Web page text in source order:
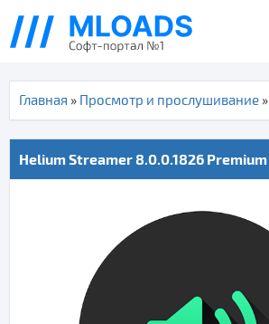
Главная » Просмотр и прослушивание »
Helium Streamer 8.0.0.1826 Premium